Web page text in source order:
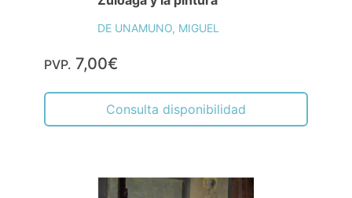
DE UNAMUNO, MIGUEL
PVP. 7,00€
Consulta disponibilidad